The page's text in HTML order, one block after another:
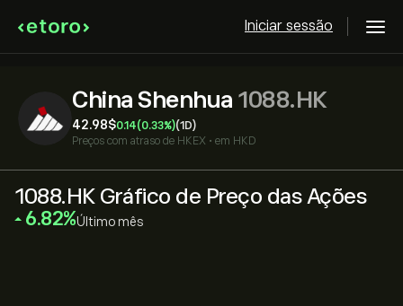
Iniciar sessão
China Shenhua 1088.HK
42.98‎$‎0.14(0.33%)(1D)
Preços com atraso de HKEX • em HKD
1088.HK Gráfico de Preço das Ações
‎6.82‎ Último mês